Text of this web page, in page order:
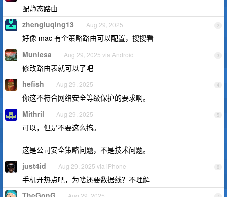
配静态路由
2
zhengluqing13 Aug 29, 2025
好像 mac 有个策略路由可以配置，搜搜看
3
Muniesa Aug 29, 2025 via Android
修改路由表就可以了吧
4
hefish Aug 29, 2025
你这不符合网络安全等级保护的要求啊。
5
Mithril Aug 29, 2025
可以，但是不要这么搞。
这是公司安全策略问题，不是技术问题。
6
just4id Aug 29, 2025 via iPhone
手机开热点吧，为啥还要数据线？不理解